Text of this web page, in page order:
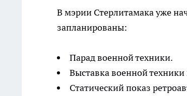
В мэрии Стерлитамака уже
запланированы:
Парад военной техники.
Выставка военной
Статический показ